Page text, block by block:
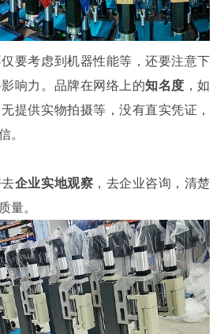
要考虑到机器性能等，还要注意下
响力。品牌在网络上的知名度 ，如
提供实物拍摄等，没有直实凭证，
。
企业实地观察 ，去企业咨询，清楚
量。